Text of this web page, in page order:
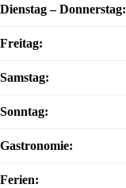
Dienstag – Donnerstag:
Freitag:
Samstag:
Sonntag:
Gastronomie:
Ferien: